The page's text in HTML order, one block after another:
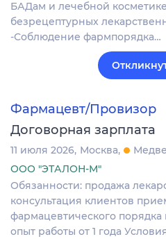
БАДам и лечебной
безрецептурных
-Соблюдение фармпорядка…
Фармацевт/Провизор
Договорная зарплата
11 июля 2026 Москва
ООО "ЭТАЛОН-М"
Обязанности: продажа
консультация клиентов
фармацевтического порядка
опыт работы от 1 года